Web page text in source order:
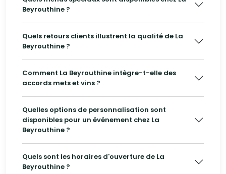
Beyrouthine ?
Quels retours clients illustrent la qualité de La
Beyrouthine ?
Comment La Beyrouthine intègre-t-elle des
accords mets et vins ?
Quelles options de personnalisation sont
disponibles pour un événement chez La
Beyrouthine ?
Quels sont les horaires d'ouverture de La
Beyrouthine ?